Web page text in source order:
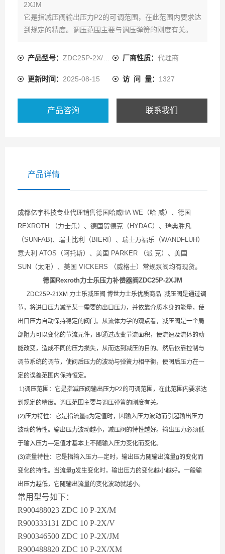
2XJM
它是指减压阀输出压力P2的可调范围，在此范围内要求达
到规定的精度。调压范围主要与调压弹簧的刚度有关。
产品型号： ZDC25P-2X/XJM 厂商性质： 代理商
更新时间： 2025-08-15 访 问 量： 1327
产品咨询 联系我们
产品详情
成都亿宇科技专业代理销售德国哈威HA WE（哈 威）、德国
REXROTH （力士乐）、德国贺德克（HYDAC）、瑞典胜凡
（SUNFAB)、瑞士比利（BIERI）、瑞士万福乐（WANDFLUH）
意大利 ATOS（阿托斯）、美国 PARKER （派 克）、美国
SUN（太阳）、美国 VICKERS （威格士）常规泵阀均有现货。
德国Rexroth力士乐压力补偿器阀ZDC25P-2XJM
ZDC25P-21XM 力士乐减压阀 博世力士乐优质商品 减压阀是通过调
节，将进口压力减至某一需要的出口压力，并依靠介质本身的能量，使
出口压力自动保持稳定的阀门。从流体力学的观点看，减压阀是一个局
部阻力可以变化的节流元件，即通过改变节流面积，使流速及流体的动
能改变，造成不同的压力损失，从而达到减压的目的。然后依靠控制与
调节系统的调节，使阀后压力的波动与弹簧力相平衡，使阀后压力在一
定的误差范围内保持恒定。
1)调压范围：它是指减压阀输出压力P2的可调范围，在此范围内要求达
到规定的精度。调压范围主要与调压弹簧的刚度有关。
(2)压力特性：它是指流量g为定值时，因输入压力波动而引起输出压力
波动的特性。输出压力波动越小，减压阀的特性越好。输出压力必须低
于输入压力—定值才基本上不随输入压力变化而变化。
(3)流量特性：它是指输入压力—定时，输出压力随输出流量g的变化而
变化的持性。当流量g发生变化时，输出压力的变化越小越好。一般输
出压力越低，它随输出流量的变化波动就越小。
常用型号如下：
R900488023 ZDC 10 P-2X/M
R900333131 ZDC 10 P-2X/V
R900346500 ZDC 10 P-2X/JM
R900488820 ZDC 10 P-2X/XM